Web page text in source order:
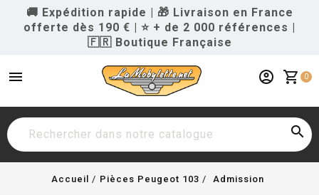
🚚 Expédition rapide | 🎁 Livraison en France
offerte dès 190 € | ⭐ + de 2 000 références |
🇫🇷 Boutique Française
menu shopping_cart 0
account_circle

Accueil Pièces Peugeot 103 Admission